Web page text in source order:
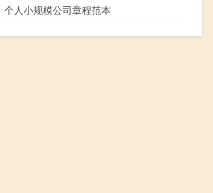
个人小规模公司章程范本